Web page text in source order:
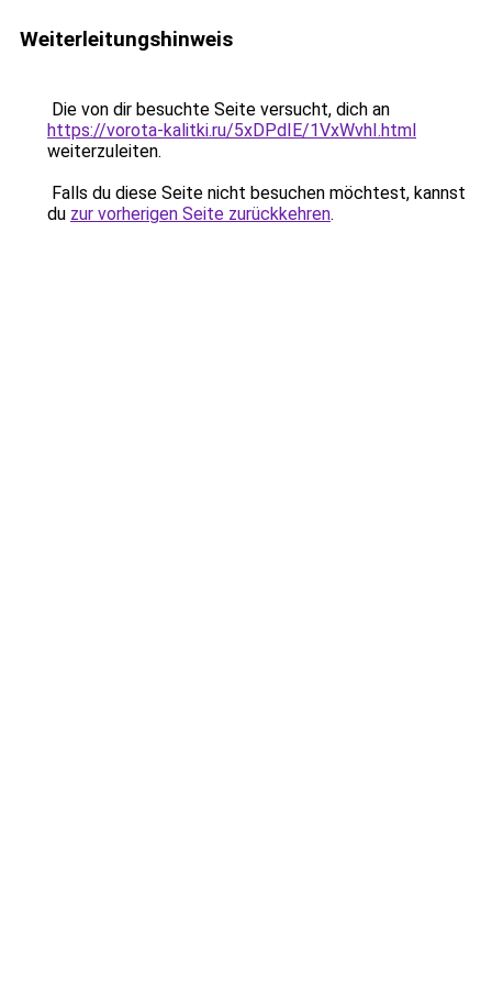
Weiterleitungshinweis
Die von dir besuchte Seite versucht, dich an
https://vorota-kalitki.ru/5xDPdIE/1VxWvhI.html
weiterzuleiten.
Falls du diese Seite nicht besuchen möchtest, kannst
du zur vorherigen Seite zurückkehren.